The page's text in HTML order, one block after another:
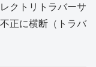
クトリトラバーサ
正に横断（トラバ